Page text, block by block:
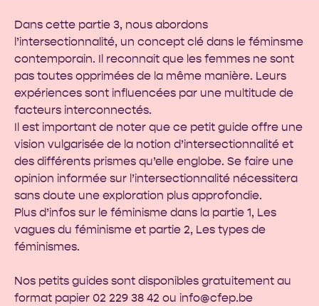
Dans cette partie 3, nous abordons
l’intersectionnalité, un concept clé dans le féminsme
contemporain. Il reconnait que les femmes ne sont
pas toutes opprimées de la même manière. Leurs
expériences sont influencées par une multitude de
facteurs interconnectés.
Il est important de noter que ce petit guide offre une
vision vulgarisée de la notion d’intersectionnalité et
des différents prismes qu’elle englobe. Se faire une
opinion informée sur l’intersectionnalité nécessitera
sans doute une exploration plus approfondie.
Plus d’infos sur le féminisme dans la partie 1, Les
vagues du féminisme et partie 2, Les types de
féminismes.
Nos petits guides sont disponibles gratuitement au
format papier 02 229 38 42 ou info@cfep.be